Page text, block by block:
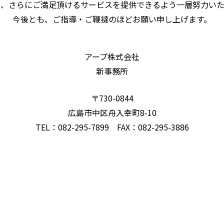
さらにご満足頂けるサービスを提供できるよう一層努力い
今後とも、ご指導・ご鞭撻のほどお願い申し上げます。
アープ株式会社
新事務所
〒730-0844
広島市中区舟入幸町8-10
TEL：082-295-7899 FAX：082-295-3886